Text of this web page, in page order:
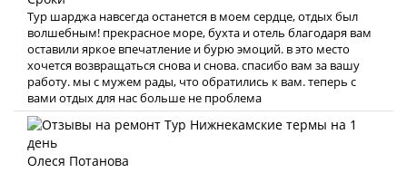
Тур шарджа навсегда останется в моем сердце, отдых был
волшебным! прекрасное море, бухта и отель благодаря вам
оставили яркое впечатление и бурю эмоций. в это место
хочется возвращаться снова и снова. спасибо вам за вашу
работу. мы с мужем рады, что обратились к вам. теперь с
вами отдых для нас больше не проблема
Олеся Потанова